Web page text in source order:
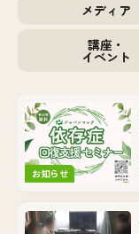
メディア
講座・
イベント
お知らせ